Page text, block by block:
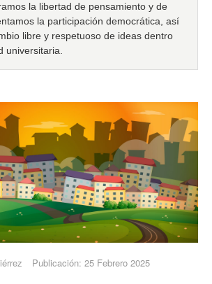
la libertad de pensamiento y de
la participación democrática, así
libre y respetuoso de ideas dentro
universitaria.
Publicación: 25 Febrero 2025